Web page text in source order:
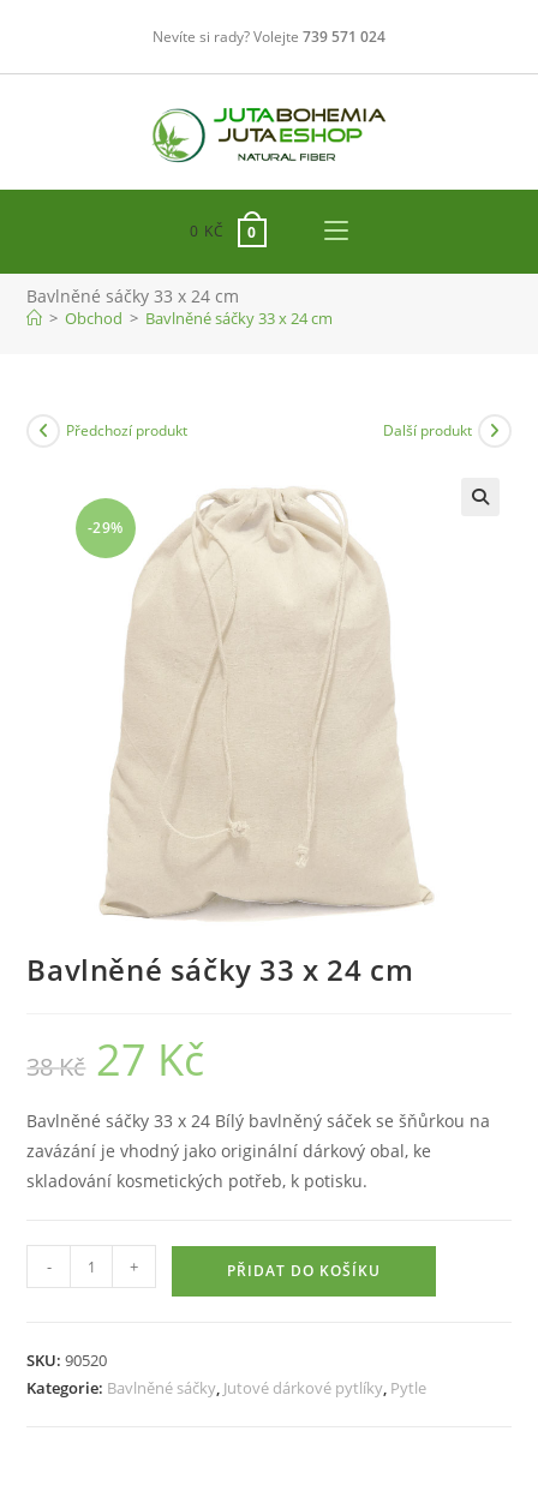
obsahu
Nevíte si rady? Volejte 739 571 024
0 KČ 0
Bavlněné sáčky 33 x 24 cm
> Obchod > Bavlněné sáčky 33 x 24 cm
-29%
Předchozí produkt Další produkt
Bavlněné sáčky 33 x 24 cm
38Kč
Původní
cena
byla:
27 KčAktuální
Bavlněné sáčky 33 x 24 Bílý bavlněný sáček se šňůrkou na
zavázání je vhodný jako originální dárkový obal, ke
skladování kosmetických potřeb, k potisku.
Bavlněné
sáčky
24
- + PŘIDAT DO KOŠÍKU
SKU:90520
Kategorie: Bavlněné sáčky, Jutové dárkové pytlíky, Pytle